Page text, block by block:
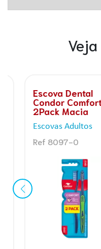
Veja
Escova Dental
Condor Comfort
2Pack Macia
Escovas Adultos
Ref 8097-0